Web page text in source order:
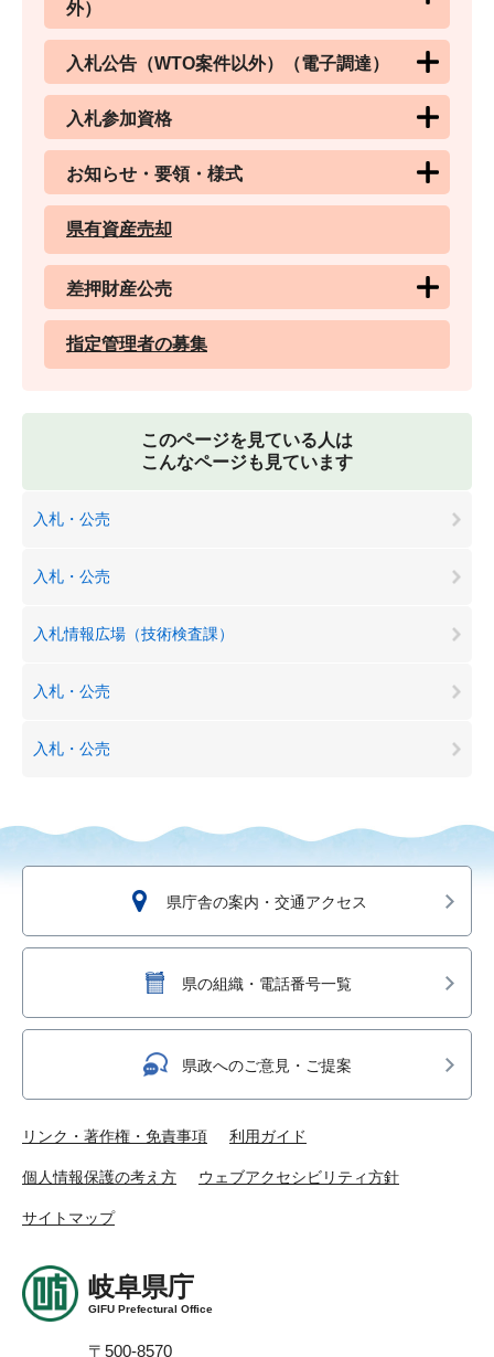
外）
入札公告（WTO案件以外）（電子調達）
入札参加資格
お知らせ・要領・様式
県有資産売却
差押財産公売
指定管理者の募集
このページを見ている人は
こんなページも見ています
入札・公売
入札・公売
入札情報広場（技術検査課）
入札・公売
入札・公売
県庁舎の案内・交通アクセス
県の組織・電話番号一覧
県政へのご意見・ご提案
リンク・著作権・免責事項 利用ガイド
個人情報保護の考え方 ウェブアクセシビリティ方針
サイトマップ
岐阜県庁
GIFU Prefectural Office
〒500-8570